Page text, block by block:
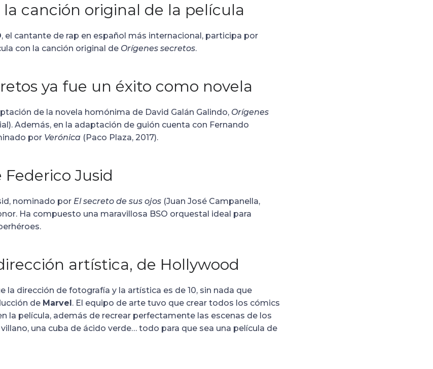
la canción original de la película
, el cantante de rap en español más internacional, participa por
con la canción original de Orígenes secretos.
ya fue un éxito como novela
de la novela homónima de David Galán Galindo, Orígenes
Además, en la adaptación de guión cuenta con Fernando
por Verónica (Paco Plaza, 2017).
Federico Jusid
nominado por El secreto de sus ojos (Juan José Campanella,
Ha compuesto una maravillosa BSO orquestal ideal para
artística, de Hollywood
la dirección de fotografía y la artística es de 10, sin nada que
de Marvel . El equipo de arte tuvo que crear todos los cómics
la película, además de recrear perfectamente las escenas de los
una cuba de ácido verde… todo para que sea una película de